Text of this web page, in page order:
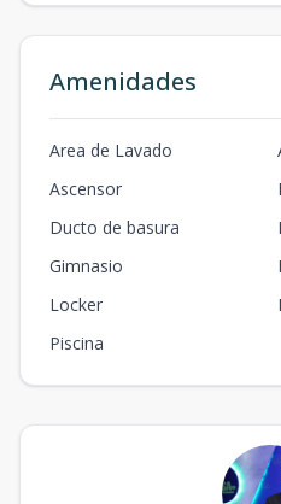
Amenidades
Area de Lavado
Ascensor
Ducto de basura
Gimnasio
Locker
Piscina